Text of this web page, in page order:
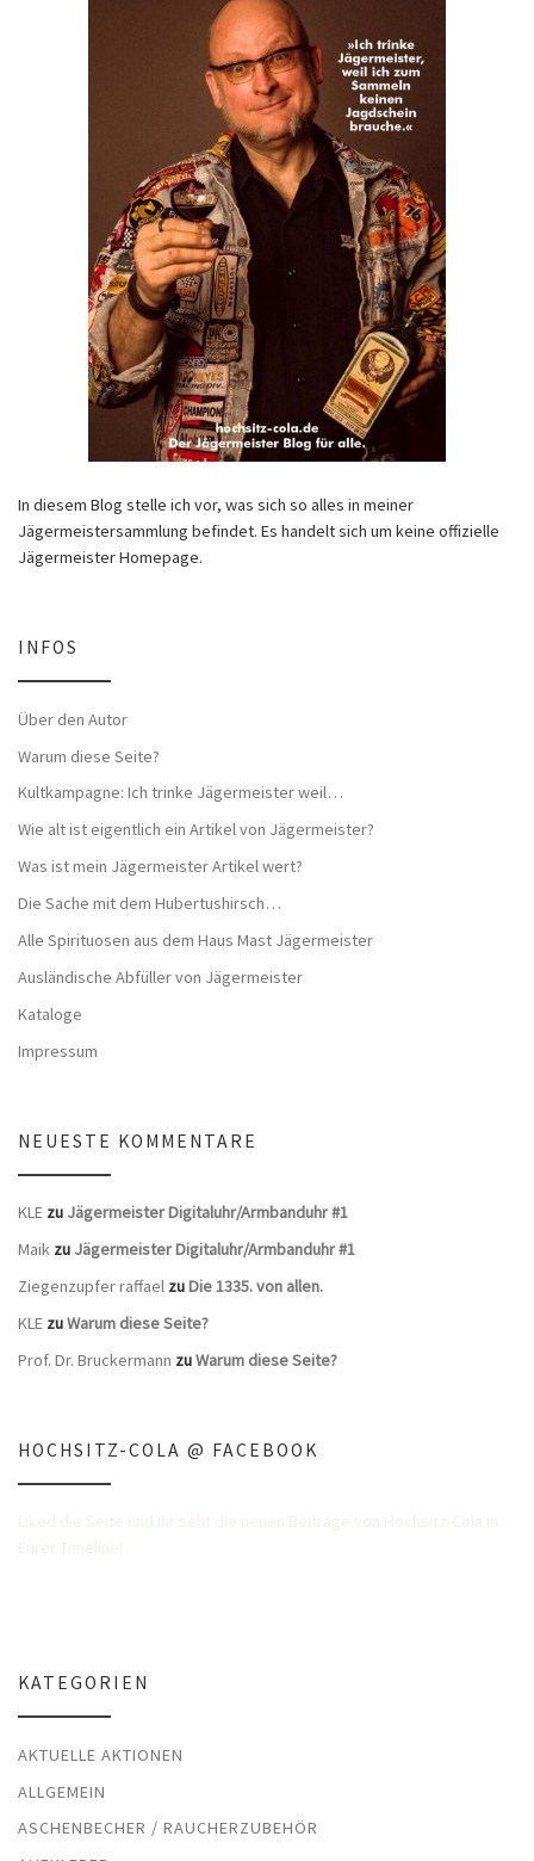
In diesem Blog stelle ich vor, was sich so alles in meiner
Jägermeistersammlung befindet. Es handelt sich um keine offizielle
Jägermeister Homepage.
INFOS
Über den Autor
Warum diese Seite?
Kultkampagne: Ich trinke Jägermeister weil…
Wie alt ist eigentlich ein Artikel von Jägermeister?
Was ist mein Jägermeister Artikel wert?
Die Sache mit dem Hubertushirsch…
Alle Spirituosen aus dem Haus Mast Jägermeister
Ausländische Abfüller von Jägermeister
Kataloge
Impressum
NEUESTE KOMMENTARE
KLE zu Jägermeister Digitaluhr/Armbanduhr #1
Maik zu Jägermeister Digitaluhr/Armbanduhr #1
Ziegenzupfer raffael zuDie 1335. von allen.
KLE zuWarum diese Seite?
Prof. Dr. Bruckermann zuWarum diese Seite?
HOCHSITZ-COLA @ FACEBOOK
KATEGORIEN
AKTUELLE AKTIONEN
ALLGEMEIN
ASCHENBECHER / RAUCHERZUBEHÖR